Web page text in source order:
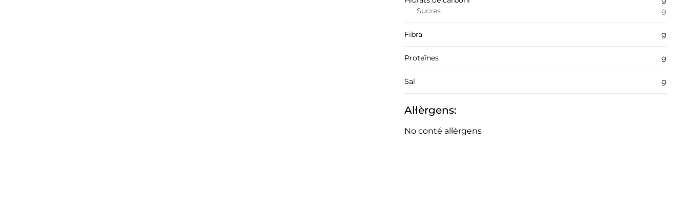
Sucres
g
Fibra g
Proteïnes g
Sal g
Al·lèrgens:
No conté al·lèrgens